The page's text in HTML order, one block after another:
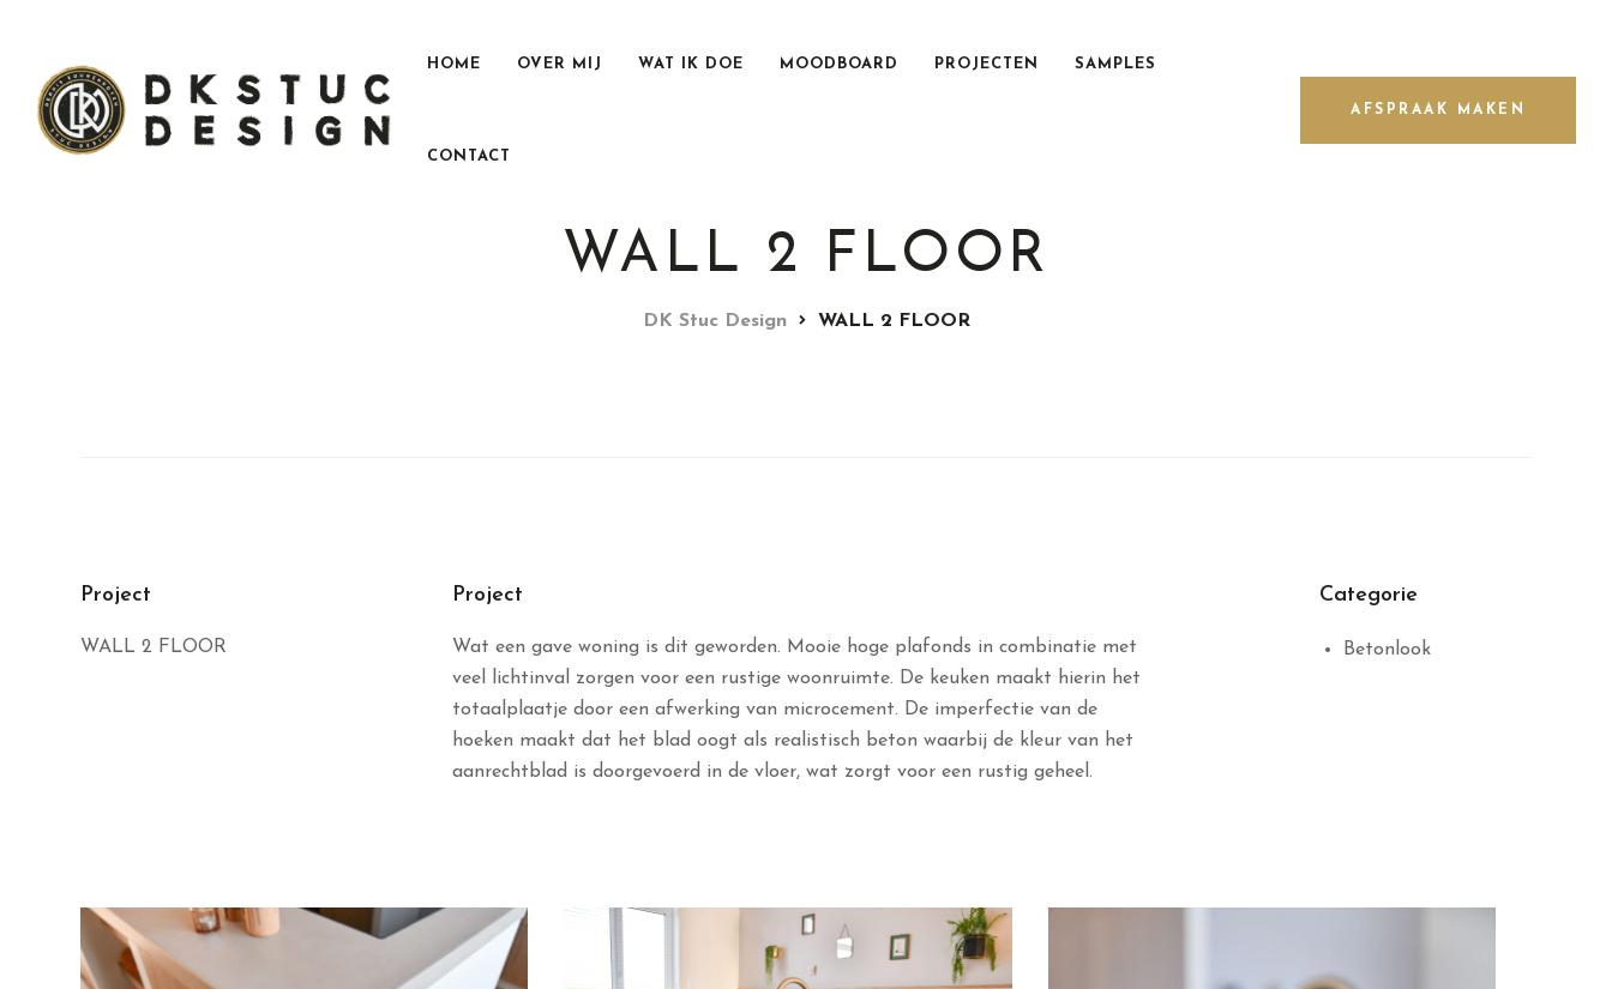
HOME OVER MIJ WAT IK DOE MOODBOARD PROJECTEN SAMPLES
CONTACT
AFSPRAAK MAKEN
WALL 2 FLOOR
DK Stuc Design WALL 2 FLOOR
Project
WALL 2 FLOOR
Project
Wat een gave woning is dit geworden. Mooie hoge plafonds in combinatie met
veel lichtinval zorgen voor een rustige woonruimte. De keuken maakt hierin het
totaalplaatje door een afwerking van microcement. De imperfectie van de
hoeken maakt dat het blad oogt als realistisch beton waarbij de kleur van het
aanrechtblad is doorgevoerd in de vloer, wat zorgt voor een rustig geheel.
Categorie
Betonlook